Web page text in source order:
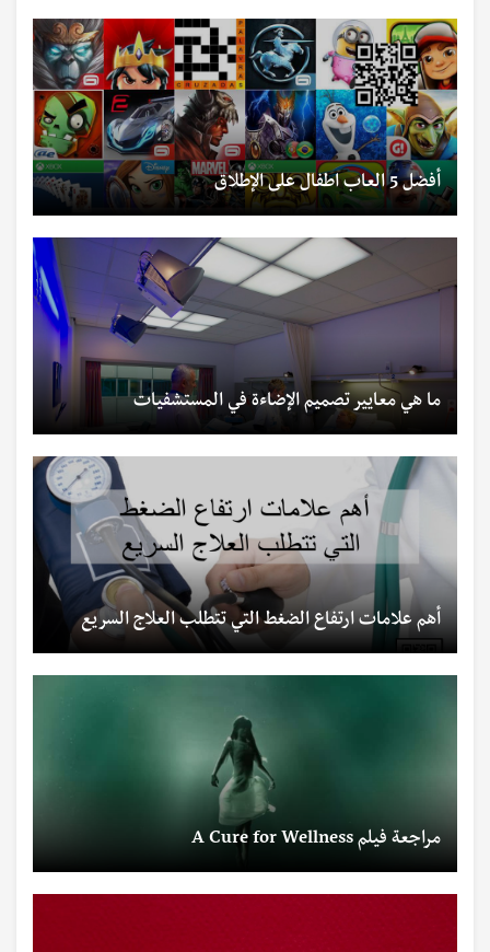
أفضل 5 العاب اطفال على الإطلاق
ما هي معايير تصميم الإضاءة في المستشفيات
أهم علامات ارتفاع الضغط التي تتطلب العلاج السريع
مراجعة فيلم A Cure for Wellness